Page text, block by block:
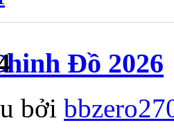
Đồ 2026
bởi